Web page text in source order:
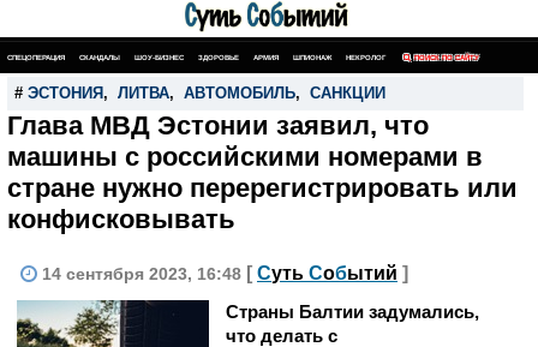
СПЕЦОПЕРАЦИЯ СКАНДАЛЫ ШОУ-БИЗНЕС ЗДОРОВЬЕ АРМИЯ ШПИОНАЖ НЕКРОЛОГ ПОИСК ПО САЙТУ
# ЭСТОНИЯ , ЛИТВА, АВТОМОБИЛЬ, САНКЦИИ
Глава МВД Эстонии заявил, что
машины с российскими номерами в
стране нужно перерегистрировать или
конфисковывать
14 сентября 2023, 16:48 [ Суть Событий ]
Страны Балтии задумались,
что делать с